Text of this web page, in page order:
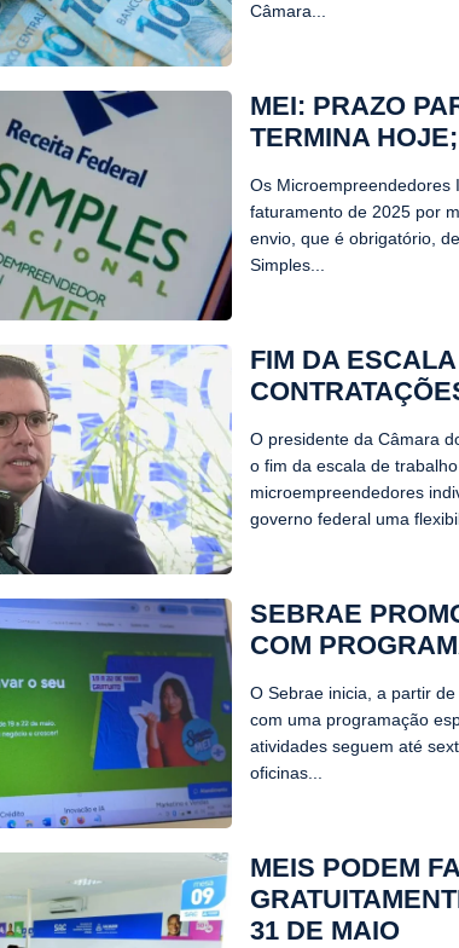
Câmara...
MEI: PRAZO
TERMINA
Os Microempreendedores
faturamento de 2025 por
envio, que é obrigatório,
Simples...
FIM DA
O presidente da Câmara
o fim da escala de
microempreendedores
governo federal uma
SEBRAE
COM
O Sebrae inicia, a partir de
com uma programação
atividades seguem até
oficinas...
MEIS PODEM
31 DE MAIO